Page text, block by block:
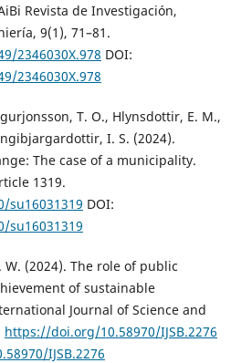
Revista de Investigación,
9(1), 71–81.
2346030X.978 DOI:
2346030X.978
T. O., Hlynsdottir, E. M.,
I. S. (2024).
The case of a municipality.
1319.
su16031319 DOI:
su16031319
W. (2024). The role of public
of sustainable
Journal of Science and
https://doi.org/10.58970/IJSB.2276
IJSB.2276